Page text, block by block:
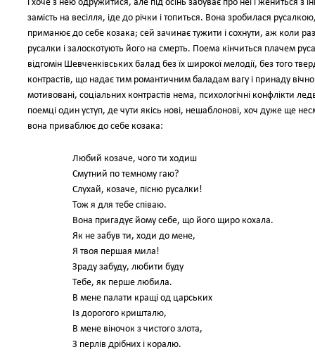
і хоче з нею одружитися, але під осінь забуває про неї і
замість на весілля, іде до річки і топиться. Вона зробилася
приманює до себе козака; сей зачинає тужити і сохнути, аж коли
русалки і залоскотують його на смерть. Поема кінчиться плачем
відгомін Шевченківських балад без їх широкої мелодії, без того
контрастів, що надає тим романтичним баладам вагу і принаду
мотивовані, соціальних контрастів нема, психологічні конфлікти
поемці один уступ, де чути якісь нові, нешаблонові, хоч дуже ще
вона приваблює до себе козака:
Любий козаче, чого ти ходиш
Смутний по темному гаю?
Слухай, козаче, пісню русалки!
Тож я для тебе співаю.
Вона пригадує йому себе, що його щиро кохала.
Як не забув ти, ходи до мене,
Я твоя першая мила!
Зраду забуду, любити буду
Тебе, як перше любила.
В мене палати кращі од царських
Із дорогого кришталю,
В мене віночок з чистого злота,
З перлів дрібних і коралю.